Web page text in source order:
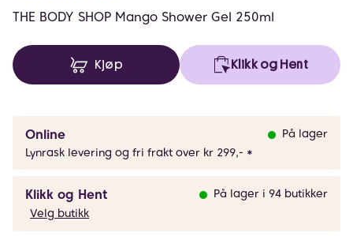
THE BODY SHOP Mango Shower Gel 250ml
Kjøp Klikk og Hent
Online
På lager
Lynrask levering og fri frakt over kr 299,- *
Klikk og Hent
På lager i 94 butikker
Velg butikk